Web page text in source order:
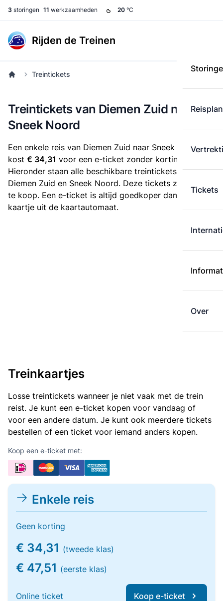
3 storingen 11 werkzaamheden 20 °C
Rijden de Treinen
Tickets
Over
Treintickets
Treintickets van Diemen Zuid naar
Sneek Noord
Een enkele reis van Diemen Zuid naar Sneek Noord
kost € 34,31 voor een e-ticket zonder korting.
Hieronder staan alle beschikbare treintickets tussen
Diemen Zuid en Sneek Noord. Deze tickets zijn online
te koop. Een e-ticket is altijd goedkoper dan een
kaartje uit de kaartautomaat.
Treinkaartjes
Losse treintickets wanneer je niet vaak met de trein
reist. Je kunt een e-ticket kopen voor vandaag of
voor een andere datum. Je kunt ook meerdere tickets
bestellen of een ticket voor iemand anders kopen.
Koop een e-ticket met:
Enkele reis
Geen korting
€ 34,31 (tweede klas)
€ 47,51 (eerste klas)
Online ticket Koop e-ticket